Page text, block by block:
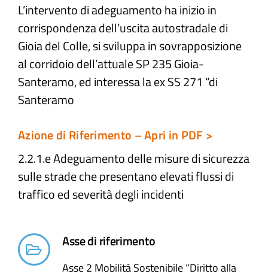
Atti e Docunenti
Notizie
Progetti
L’intervento di adeguamento ha inizio in
corrispondenza dell’uscita autostradale di
Gioia del Colle, si sviluppa in sovrapposizione
al corridoio dell’attuale SP 235 Gioia-
Santeramo, ed interessa la ex SS 271 “di
Santeramo
Azione di Riferimento – Apri in PDF >
2.2.1.e Adeguamento delle misure di sicurezza
sulle strade che presentano elevati flussi di
traffico ed severità degli incidenti​
Asse di riferimento
Asse 2 Mobilità Sostenibile “Diritto alla